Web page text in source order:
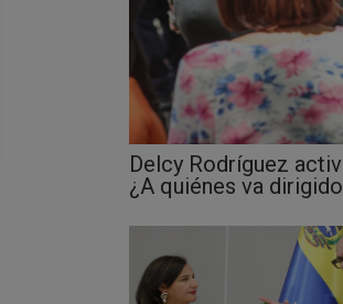
Delcy Rodríguez
¿A quiénes va